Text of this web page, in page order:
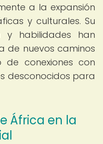
a la expansión
y culturales. Su
y habilidades han
de nuevos caminos
de conexiones con
desconocidos para
África en la